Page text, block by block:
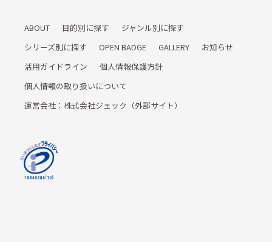
ABOUT 目的別に探す
ジャンル別に探す
シリーズ別に探す
OPEN BADGE GALLERY
お知らせ
活用ガイドライン
個人情報保護方針
個人情報の取り扱いについて
運営会社：株式会社ジェック（外部サイト）